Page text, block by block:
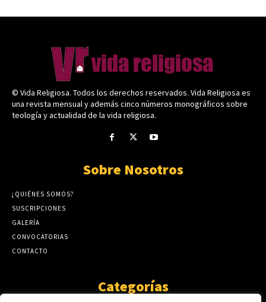
© Vida Religiosa. Todos los derechos reservados. Vida Religiosa es
una revista mensual y además cinco números monográficos sobre
teología y actualidad de la vida religiosa.
Sobre Nosotros
¿QUIÉNES SOMOS?
SUSCRIPCIONES
GALERÍA
CONVOCATORIAS
CONTACTO
Categorías